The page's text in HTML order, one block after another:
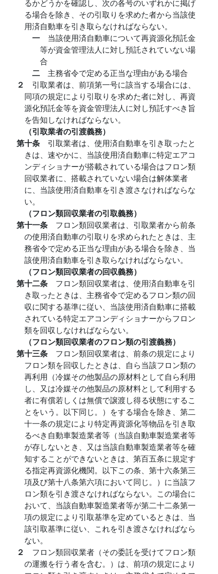
るかどうかを確認し、次の各号のいずれかに掲げ
る場合を除き、その引取りを求めた者から当該使
用済自動車を引き取らなければならない。
一 当該使用済自動車について再資源化預託金
等が資金管理法人に対し預託されていない場
合
二 主務省令で定める正当な理由がある場合
２ 引取業者は、前項第一号に該当する場合には、
同項の規定により引取りを求めた者に対し、再資
源化預託金等を資金管理法人に対し預託すべき旨
を告知しなければならない。
（引取業者の引渡義務）
第十条 引取業者は、使用済自動車を引き取ったと
きは、速やかに、当該使用済自動車に特定エアコ
ンディショナーが搭載されている場合はフロン類
回収業者に、搭載されていない場合は解体業者
に、当該使用済自動車を引き渡さなければならな
い。
（フロン類回収業者の引取義務）
第十一条 フロン類回収業者は、引取業者から前条
の使用済自動車の引取りを求められたときは、主
務省令で定める正当な理由がある場合を除き、当
該使用済自動車を引き取らなければならない。
（フロン類回収業者の回収義務）
第十二条 フロン類回収業者は、使用済自動車を引
き取ったときは、主務省令で定めるフロン類の回
収に関する基準に従い、当該使用済自動車に搭載
されている特定エアコンディショナーからフロン
類を回収しなければならない。
（フロン類回収業者のフロン類の引渡義務）
第十三条 フロン類回収業者は、前条の規定により
フロン類を回収したときは、自ら当該フロン類の
再利用（冷媒その他製品の原材料として自ら利用
し、又は冷媒その他製品の原材料として利用する
者に有償若しくは無償で譲渡し得る状態にするこ
とをいう。以下同じ。）をする場合を除き、第二
十一条の規定により特定再資源化等物品を引き取
るべき自動車製造業者等（当該自動車製造業者等
が存しないとき、又は当該自動車製造業者等を確
知することができないときは、第百五条に規定す
る指定再資源化機関。以下この条、第十六条第三
項及び第十八条第六項において同じ。）に当該フ
ロン類を引き渡さなければならない。この場合に
おいて、当該自動車製造業者等が第二十二条第一
項の規定により引取基準を定めているときは、当
該引取基準に従い、これを引き渡さなければなら
ない。
２ フロン類回収業者（その委託を受けてフロン類
の運搬を行う者を含む。）は、前項の規定により